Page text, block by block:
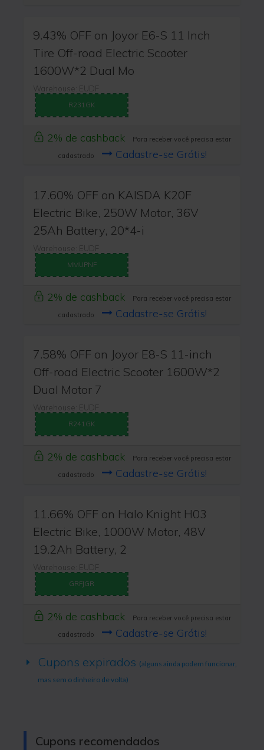
9.43% OFF on Joyor E6-S 11 Inch
Tire Off-road Electric Scooter
1600W*2 Dual Mo
Warehouse: EUDF
R231GK
2% de cashback
Para receber você precisa estar
cadastrado
Cadastre-se Grátis!
17.60% OFF on KAISDA K20F
Electric Bike, 250W Motor, 36V
25Ah Battery, 20*4-i
Warehouse: EUDF
MMUPNF
2% de cashback
Para receber você precisa estar
cadastrado
Cadastre-se Grátis!
7.58% OFF on Joyor E8-S 11-inch
Off-road Electric Scooter 1600W*2
Dual Motor 7
Warehouse: EUDF
R241GK
2% de cashback
Para receber você precisa estar
cadastrado
Cadastre-se Grátis!
11.66% OFF on Halo Knight H03
Electric Bike, 1000W Motor, 48V
19.2Ah Battery, 2
Warehouse: EUDF
GRFJGR
2% de cashback
Para receber você precisa estar
cadastrado
Cadastre-se Grátis!
Cupons expirados (alguns ainda podem funcionar,
mas sem o dinheiro de volta)
Cupons recomendados